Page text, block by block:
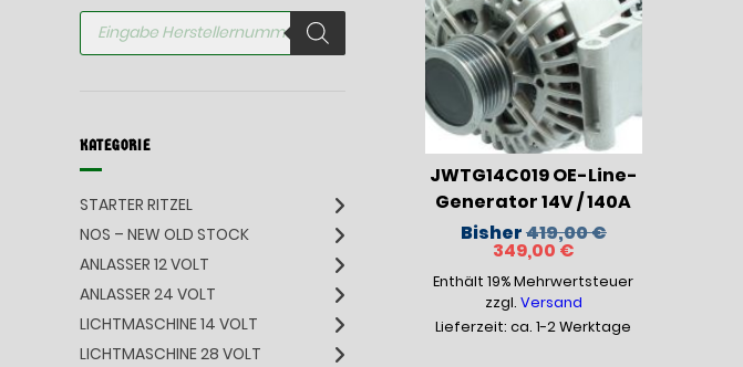
JWTG14C019 OE-Line-
Generator 14V / 140A
Bisher419,00€Ursprünglicher
419,00 €
349,00€Aktueller
ist:
349,00 €.
Enthält 19% Mehrwertsteuer
zzgl. Versand
Lieferzeit: ca. 1-2 Werktage
Products
search
KATEGORIE
STARTER RITZEL
NOS – NEW OLD STOCK
ANLASSER 12 VOLT
ANLASSER 24 VOLT
LICHTMASCHINE 14 VOLT
LICHTMASCHINE 28 VOLT